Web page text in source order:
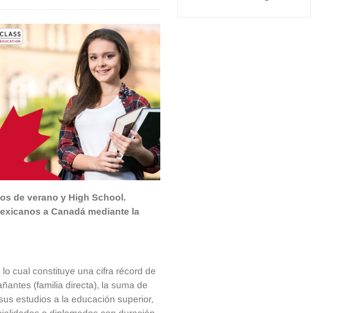
de verano y High School.
a Canadá mediante la
lo cual constituye una cifra récord de
(familia directa), la suma de
estudios a la educación superior,